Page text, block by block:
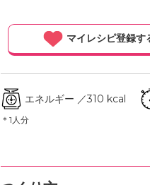
マイレシピ登録す
エネルギー ／310 kcal
＊1人分